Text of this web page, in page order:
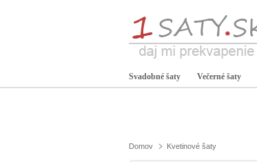
Svadobné šaty Večerné šaty
Domov Kvetinové šaty